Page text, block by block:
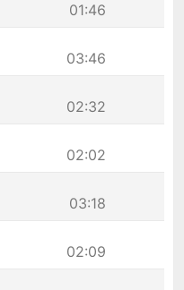
01:46
03:46
02:32
02:02
03:18
02:09